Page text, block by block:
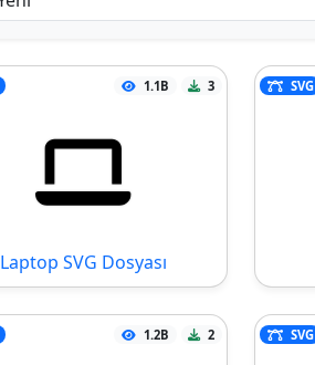
1.1B 3
Laptop SVG Dosyası
SVG
1.2B 2 SVG